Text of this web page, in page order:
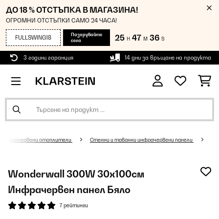
ДО 18 % ОТСТЪПКА В МАГАЗИНА!
ОГРОМНИ ОТСТЪПКИ САМО 24 ЧАСА!
FULLSWING18
Пазарувайте
сега
25 H 47 M 36 S
3 години гаранция 14 дни за връщане на продукта
Инфрачервени отоплители Стенни и таванни инфрачервени панели
Wonderwall 300W 30х100см
Инфрачервен панел Бяло
7 рейтинги